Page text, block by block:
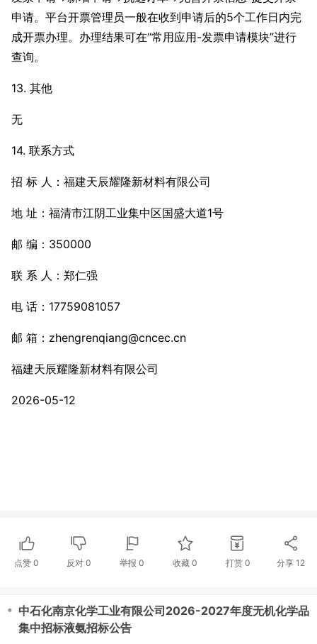
申请。平台开票管理员一般在收到申请后的5个工作日内完
成开票办理。办理结果可在“常用应用-发票申请模块”进行
查询。
13. 其他
无
14. 联系方式
招 标 人：福建天辰耀隆新材料有限公司
地 址：福清市江阴工业集中区国盛大道1号
邮 编：350000
联 系 人：郑仁强
电 话：17759081057
邮 箱：zhengrenqiang@cncec.cn
福建天辰耀隆新材料有限公司
2026-05-12
点赞 0 反对0 举报 0 收藏 0 打赏 0 分享 12
・ 中石化南京化学工业有限公司2026-2027年度无机化学品
集中招标液氨招标公告